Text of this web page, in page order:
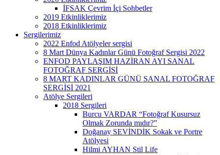
İFSAK Çevrim İçi Sohbetler
2019 Etkinliklerimiz
2018 Etkinliklerimiz
Sergilerimiz
2022 Enfod Atölyeler sergisi
8 Mart Dünya Kadınlar Günü Fotoğraf Sergisi 2022
ENFOD PAYLAŞIM HAZİRAN AYI SANAL
FOTOĞRAF SERGİSİ
8 MART KADINLAR GÜNÜ SANAL FOTOĞRAF
SERGİSİ 2021
Atölye Sergileri
2018 Sergileri
Burcu VARDAR “Fotoğraf Kusursuz
Olmak Zorunda mıdır?”
Doğanay SEVİNDİK Sokak ve Portre
Atölyesi
Hilmi AYHAN Stil Life